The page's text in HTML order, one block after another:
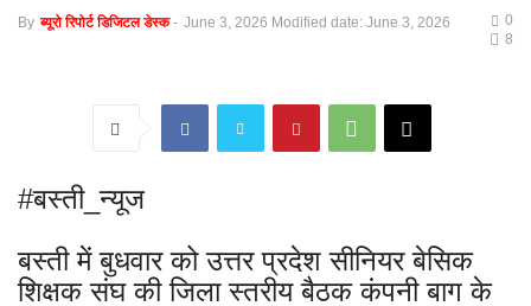
By ब्यूरो रिपोर्ट डिजिटल डेस्क - June 3, 2026 Modified date: June 3, 2026
0
8
#बस्ती_न्यूज
बस्ती में बुधवार को उत्तर प्रदेश सीनियर बेसिक
शिक्षक संघ की जिला स्तरीय बैठक कंपनी बाग के